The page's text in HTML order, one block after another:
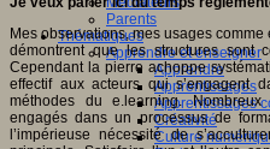
Parents
Thématiques
Apprendre et enseigner
Apprendre
Apprentissages
Apprentissages
Créativité
Culture
Mes observations, mes usages
démontrent que les structures sont
Cependant la pierre achoppe
effectif aux acteurs qui s’engagent
méthodes du e.learning.
engagés dans un processus de
l’impérieuse nécessité de